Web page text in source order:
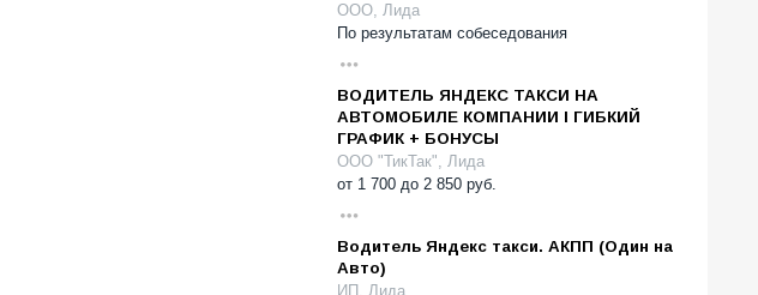
ООО, Лида
По результатам собеседования
ВОДИТЕЛЬ ЯНДЕКС ТАКСИ НА
АВТОМОБИЛЕ КОМПАНИИ l ГИБКИЙ
ГРАФИК + БОНУСЫ
ООО "ТикТак", Лида
от 1 700 до 2 850 руб.
Водитель Яндекс такси. АКПП (Один на
Авто)
ИП, Лида